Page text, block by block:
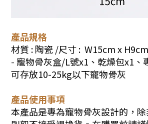
產品規格
材質 : 陶瓷 /尺寸 : W15cm x
- 寵物骨灰盒/L號x1、乾燥包x1、
可存放10-25kg以下寵物骨灰
產品使用事項
本產品是專為寵物骨灰設計的，